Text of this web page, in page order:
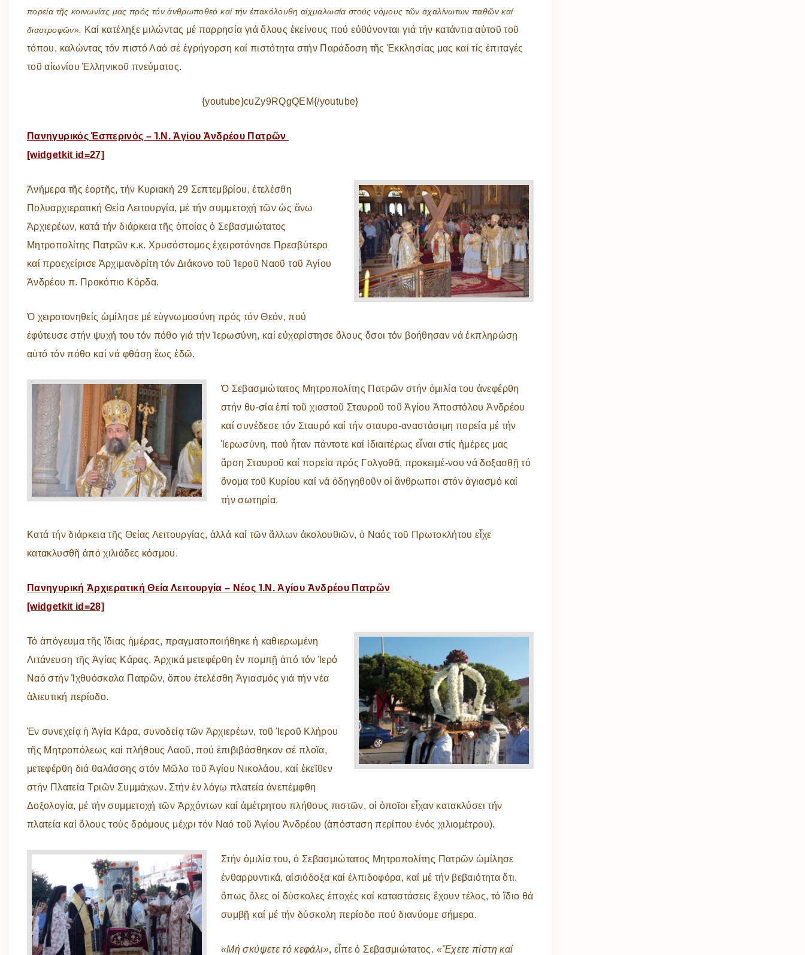
πορεία τῆς κοινωνίας μας πρός τόν ἀνθρωποθεό καί τήν ἐπακόλουθη αἰχμαλωσία στούς νόμους τῶν ἀχαλίνωτων παθῶν καί
διαστροφῶν».
Καί κατέληξε μιλώντας μέ παρρησία γιά ὅλους ἐκείνους πού εὐθύνονται γιά τήν κατάντια αὐτοῦ τοῦ
τόπου, καλώντας τόν πιστό Λαό σέ ἐγρήγορση καί πιστότητα στήν Παράδοση τῆς Ἐκκλησίας μας καί τίς ἐπιταγές
τοῦ αἰωνίου Ἑλληνικοῦ πνεύματος.
{youtube}cuZy9RQgQEM{/youtube}
Πανηγυρικός Ἑσπερινός – Ἱ.Ν. Ἁγίου Ἀνδρέου Πατρῶν
[widgetkit id=27]
Ἀνήμερα τῆς ἑορτῆς, τήν Κυριακή 29 Σεπτεμβρίου, ἐτελέσθη
Πολυαρχιερατική Θεία Λειτουργία, μέ τήν συμμετοχή τῶν ὡς ἄνω
Ἀρχιερέων, κατά τήν διάρκεια τῆς ὁποίας ὁ Σεβασμιώτατος
Μητροπολίτης Πατρῶν κ.κ. Χρυσόστομος ἐχειροτόνησε Πρεσβύτερο
καί προεχείρισε Ἀρχιμανδρίτη τόν Διάκονο τοῦ Ἱεροῦ Ναοῦ τοῦ Ἁγίου
Ἀνδρέου π. Προκόπιο Κόρδα.
Ὁ χειροτονηθείς ὡμίλησε μέ εὐγνωμοσύνη πρός τόν Θεόν, πού
ἐφύτευσε στήν ψυχή του τόν πόθο γιά τήν Ἱερωσύνη, καί εὐχαρίστησε ὅλους ὅσοι τόν βοήθησαν νά ἐκπληρώσῃ
αὐτό τόν πόθο καί νά φθάσῃ ἕως ἐδῶ.
Ὁ Σεβασμιώτατος Μητροπολίτης Πατρῶν στήν ὁμιλία του ἀνεφέρθη
στήν θυ-σία ἐπί τοῦ χιαστοῦ Σταυροῦ τοῦ Ἁγίου Ἀποστόλου Ἀνδρέου
καί συνέδεσε τόν Σταυρό καί τήν σταυρο-αναστάσιμη πορεία μέ τήν
Ἱερωσύνη, πού ἦταν πάντοτε καί ἰδιαιτέρως εἶναι στίς ἡμέρες μας
ἄρση Σταυροῦ καί πορεία πρός Γολγοθᾶ, προκειμέ-νου νά δοξασθῇ τό
ὄνομα τοῦ Κυρίου καί νά ὁδηγηθοῦν οἱ ἄνθρωποι στόν ἁγιασμό καί
τήν σωτηρία.
Κατά τήν διάρκεια τῆς Θείας Λειτουργίας, ἀλλά καί τῶν ἄλλων ἀκολουθιῶν, ὁ Ναός τοῦ Πρωτοκλήτου εἶχε
κατακλυσθῆ ἀπό χιλιάδες κόσμου.
Πανηγυρική Ἀρχιερατική Θεία Λειτουργία – Νέος Ἱ.Ν. Ἁγίου Ἀνδρέου Πατρῶν
[widgetkit id=28]
Τό ἀπόγευμα τῆς ἴδιας ἡμέρας, πραγματοποιήθηκε ἡ καθιερωμένη
Λιτάνευση τῆς Ἁγίας Κάρας. Ἀρχικά μετεφέρθη ἐν πομπῇ ἀπό τόν Ἱερό
Ναό στήν Ἰχθυόσκαλα Πατρῶν, ὅπου ἐτελέσθη Ἁγιασμός γιά τήν νέα
ἁλιευτική περίοδο.
Ἐν συνεχείᾳ ἡ Ἁγία Κάρα, συνοδείᾳ τῶν Ἀρχιερέων, τοῦ Ἱεροῦ Κλήρου
τῆς Μητροπόλεως καί πλήθους Λαοῦ, πού ἐπιβιβάσθηκαν σέ πλοῖα,
μετεφέρθη διά θαλάσσης στόν Μῶλο τοῦ Ἁγίου Νικολάου, καί ἐκεῖθεν
στήν Πλατεία Τριῶν Συμμάχων. Στήν ἐν λόγῳ πλατεία ἀνεπέμφθη
Δοξολογία, μέ τήν συμμετοχή τῶν Ἀρχόντων καί ἀμέτρητου πλήθους πιστῶν, οἱ ὁποῖοι εἶχαν κατακλύσει τήν
πλατεία καί ὅλους τούς δρόμους μέχρι τόν Ναό τοῦ Ἁγίου Ἀνδρέου (ἀπόσταση περίπου ἑνός χιλιομέτρου).
Στήν ὁμιλία του, ὁ Σεβασμιώτατος Μητροπολίτης Πατρῶν ὡμίλησε
ἐνθαρρυντικά, αἰσιόδοξα καί ἐλπιδοφόρα, καί μέ τήν βεβαιότητα ὅτι,
ὅπως ὅλες οἱ δύσκολες ἐποχές καί καταστάσεις ἔχουν τέλος, τό ἴδιο θά
συμβῇ καί μέ τήν δύσκολη περίοδο πού διανύομε σήμερα.
«Μή σκύψετε τό κεφάλι», εἶπε ὁ Σεβασμιώτατος. «Ἔχετε πίστη καί